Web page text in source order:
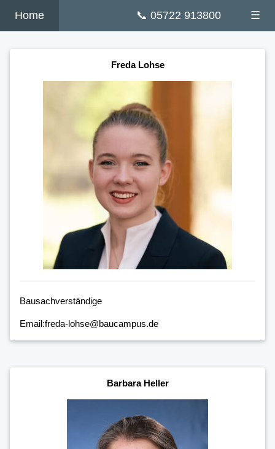
☰
📞 05722 913800
Home
Freda Lohse
Bausachverständige
Email:freda-lohse@baucampus.de
Barbara Heller